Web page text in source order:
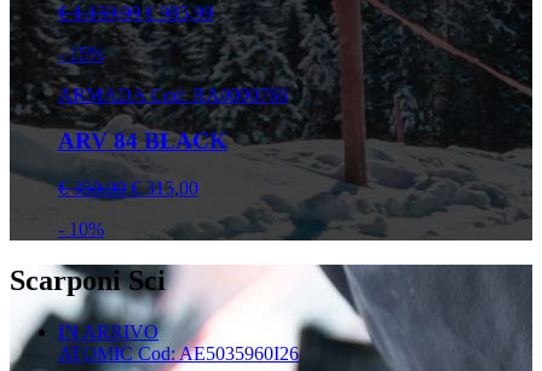
€ 1.159,99 € 985,99
- 15%
ARMADACod: RA0000766
ARV 84 BLACK
€ 350,00 € 315,00
- 10%
Scarponi Sci
IN ARRIVO
ATOMICCod: AE5035960I26